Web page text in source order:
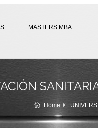
MASTERS MBA
Home